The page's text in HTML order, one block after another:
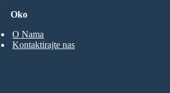
Oko
O Nama
Kontaktirajte nas